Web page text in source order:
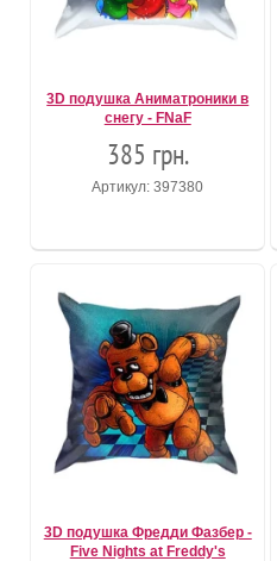
3D подушка Аниматроники в
снегу - FNaF
385 грн.
Артикул: 397380
3D подушка Фредди Фазбер -
Five Nights at Freddy's